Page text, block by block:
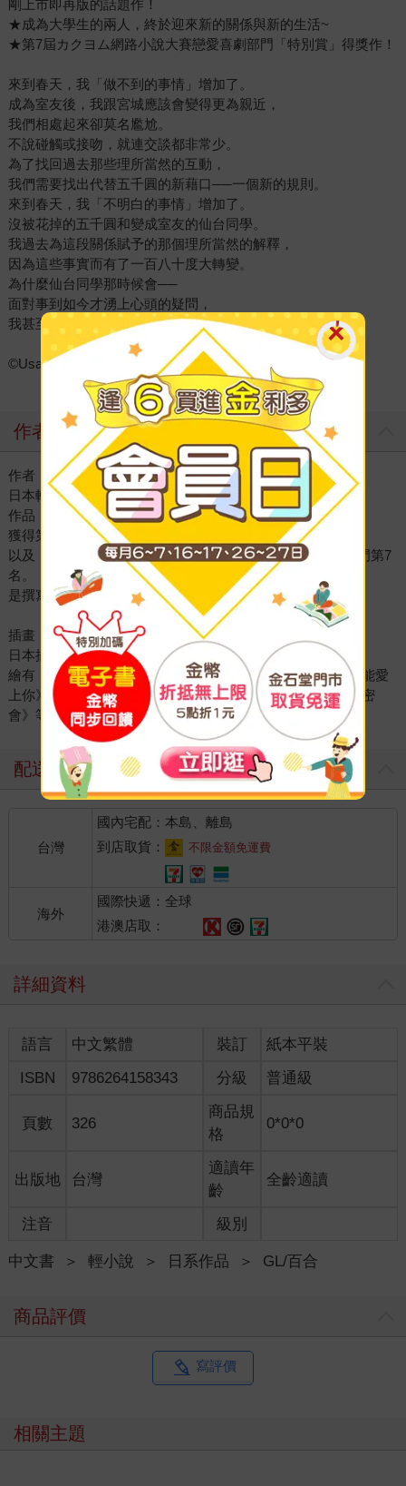
剛上市即再版的話題作！
★成為大學生的兩人，終於迎來新的關係與新的生活~
★第7屆カクヨム網路小說大賽戀愛喜劇部門「特別賞」得獎作！
來到春天，我「做不到的事情」增加了。
成為室友後，我跟宮城應該會變得更為親近，
我們相處起來卻莫名尷尬。
不說碰觸或接吻，就連交談都非常少。
為了找回過去那些理所當然的互動，
我們需要找出代替五千圓的新藉口──一個新的規則。
來到春天，我「不明白的事情」增加了。
沒被花掉的五千圓和變成室友的仙台同學。
我過去為這段關係賦予的那個理所當然的解釋，
因為這些事實而有了一百八十度大轉變。
為什麼仙台同學那時候會──
面對事到如今才湧上心頭的疑問，
我甚至不明白自己到底想不想知道答案。
©Usa Haneda, U35 2024 / KADOKAWA CORPORATION
作者
作者：羽田宇佐
日本輕小說家。
作品《我買下了與她的每週密會》
獲得第7屆カクヨム網路小說大賽戀愛喜劇部門「特別賞」，
以及「這本輕小說真厲害！2024」文庫部門第9名＆新作部門第7
名。
是撰寫百合的生物。
插畫：U35
日本插畫家、漫畫家、角色設計師。
繪有《進化果實～不知不覺踏上勝利的人生～》、《絕不可能愛
上你》、《最強之間的相親結果》、《我買下了與她的每週密
會》等系列作插圖
配送方式
台灣
國內宅配：本島、離島
到店取貨：
不限金額免運費
海外
國際快遞：全球
港澳店取：
詳細資料
語言 中文繁體 裝訂
紙本平裝
ISBN
9786264158343 分級 普通級
頁數 326
商品規
格
0*0*0
出版地 台灣
適讀年
齡
全齡適讀
注音 級別
中文書 ＞ 輕小說 ＞ 日系作品 ＞ GL/百合
商品評價
寫評價
相關主題